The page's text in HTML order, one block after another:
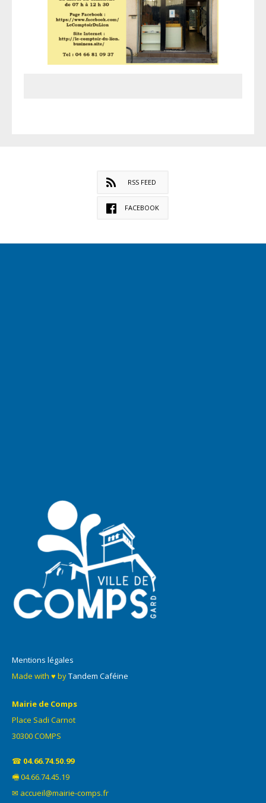
RSS FEED
FACEBOOK
Mentions légales
Made with ♥ byTandem Caféine
Mairie de Comps
Place Sadi Carnot
30300 COMPS
☎ 04.66.74.50.99
🖷 04.66.74.45.19
✉ accueil@mairie-comps.fr